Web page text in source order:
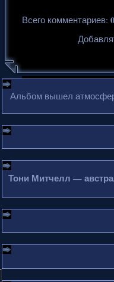
Всего комментариев: 0
Альбом вышел
Тони Митчелл —